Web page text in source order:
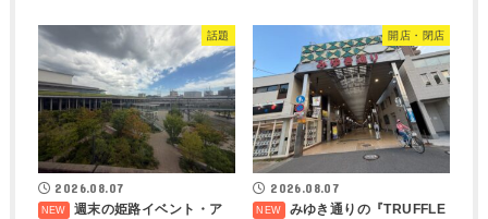
話題
2026.08.07
週末の姫路イベント・ア
開店・閉店
2026.08.07
みゆき通りの『TRUFFLE